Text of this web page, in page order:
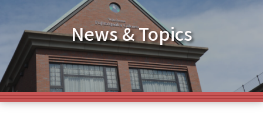
News & Topics